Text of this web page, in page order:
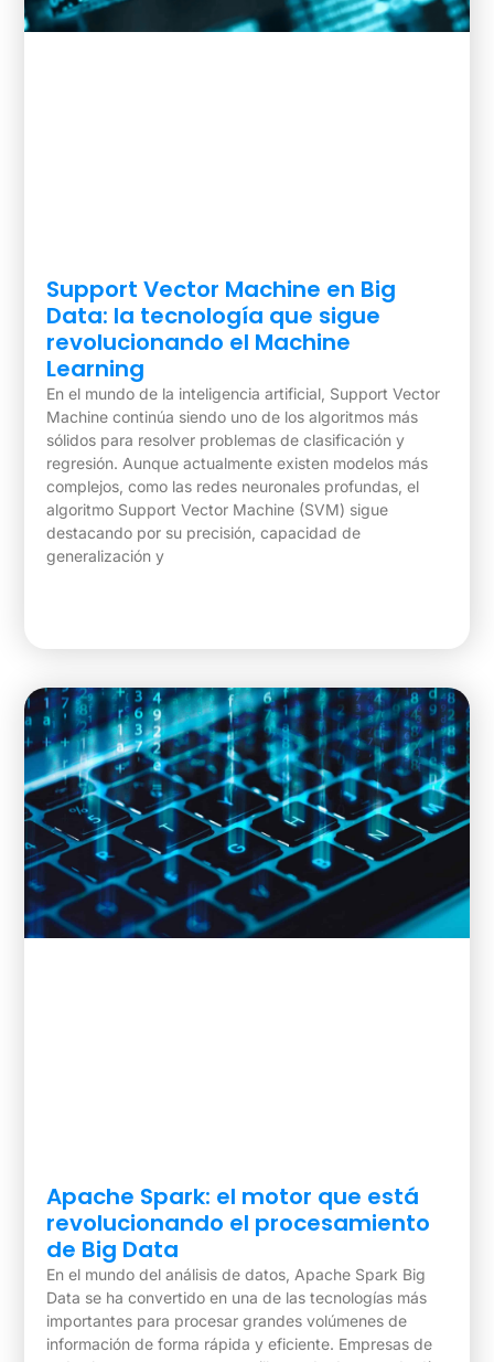
Support Vector Machine en Big
Data: la tecnología que sigue
revolucionando el Machine
Learning
En el mundo de la inteligencia artificial, Support Vector
Machine continúa siendo uno de los algoritmos más
sólidos para resolver problemas de clasificación y
regresión. Aunque actualmente existen modelos más
complejos, como las redes neuronales profundas, el
algoritmo Support Vector Machine (SVM) sigue
destacando por su precisión, capacidad de
generalización y
Apache Spark: el motor que está
revolucionando el procesamiento
de Big Data
En el mundo del análisis de datos, Apache Spark Big
Data se ha convertido en una de las tecnologías más
importantes para procesar grandes volúmenes de
información de forma rápida y eficiente. Empresas de